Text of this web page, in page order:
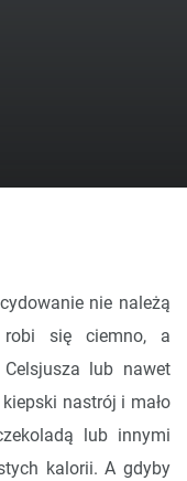
nie należą
robi się ciemno, a
lub nawet
nastrój i mało
lub innymi
kalorii. A gdyby